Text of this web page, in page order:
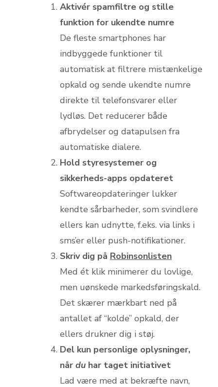
Aktivér spamfiltre og stille
funktion for ukendte numre
De fleste smartphones har
indbyggede funktioner til
automatisk at filtrere mistænkelige
opkald og sende ukendte numre
direkte til telefonsvarer eller
lydløs. Det reducerer både
afbrydelser og datapulsen fra
automatiske dialere.
Hold styresystemer og
sikkerheds-apps opdateret
Softwareopdateringer lukker
kendte sårbarheder, som svindlere
ellers kan udnytte, f.eks. via links i
sms’er eller push-notifikationer.
Skriv dig på Robinsonlisten
Med ét klik minimerer du lovlige,
men uønskede markedsføringskald.
Det skærer mærkbart ned på
antallet af “kolde” opkald, der
ellers drukner dig i støj.
Del kun personlige oplysninger,
når du har taget initiativet
Lad være med at bekræfte navn,